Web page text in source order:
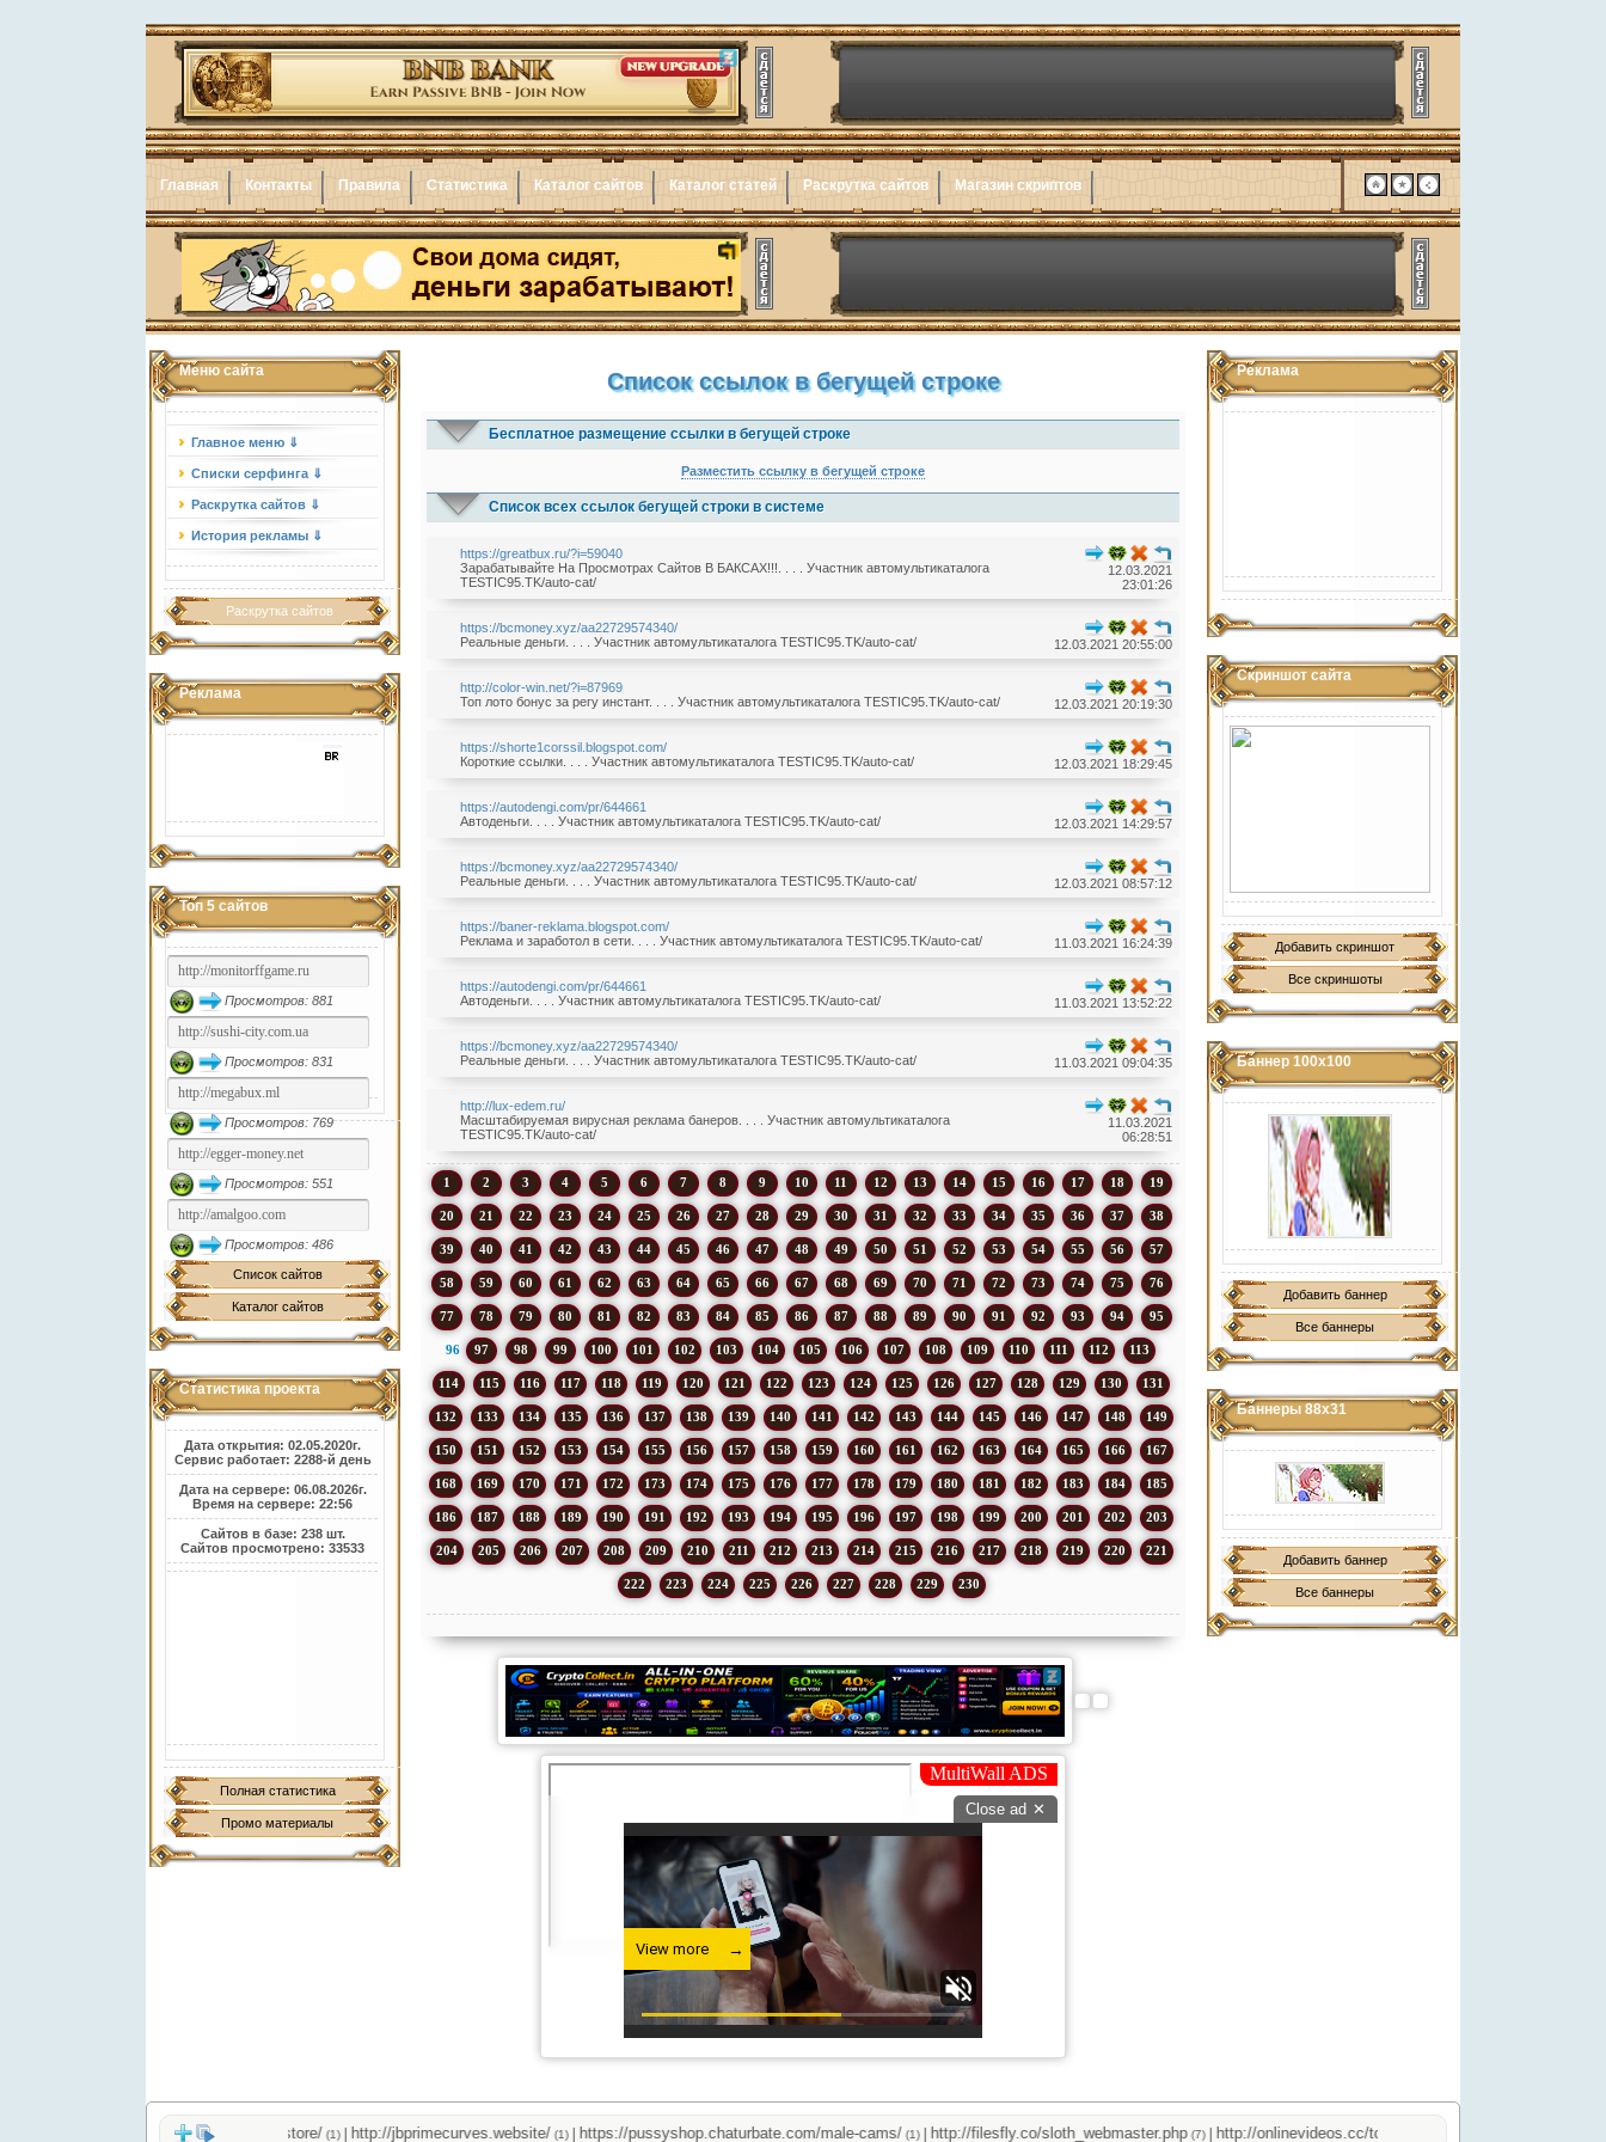
Главная Контакты Правила Статистика Каталог сайтов Каталог статей Раскрутка сайтов Магазин скриптов
Меню сайта
Главное меню ⇓
Списки серфинга ⇓
Раскрутка сайтов ⇓
История рекламы ⇓
Раскрутка сайтов
Реклама
Топ 5 сайтов
Просмотров: 881
Просмотров: 831
Просмотров: 769
Просмотров: 551
Просмотров: 486
Список сайтов
Каталог сайтов
Статистика проекта
Дата открытия: 02.05.2020г.
Сервис работает: 2288-й день
Дата на сервере: 06.08.2026г.
Время на сервере: 22:56
Сайтов в базе: 238 шт.
Сайтов просмотрено: 33533
Полная статистика
Промо материалы
Реклама
Скриншот сайта
Добавить скриншот
Все скриншоты
Баннер 100х100
Добавить баннер
Все баннеры
Баннеры 88х31
Добавить баннер
Все баннеры
Список ссылок в бегущей строке
Бесплатное размещение ссылки в бегущей строке
Разместить ссылку в бегущей строке
Список всех ссылок бегущей строки в системе
https://greatbux.ru/?i=59040
Зарабатывайте На Просмотрах Сайтов В БАКСАХ!!!. . . . Участник автомультикаталога
TESTIC95.TK/auto-cat/
12.03.2021
23:01:26
https://bcmoney.xyz/aa22729574340/
Реальные деньги. . . . Участник автомультикаталога TESTIC95.TK/auto-cat/
12.03.2021 20:55:00
http://color-win.net/?i=87969
Топ лото бонус за регу инстант. . . . Участник автомультикаталога TESTIC95.TK/auto-cat/
12.03.2021 20:19:30
https://shorte1corssil.blogspot.com/
Короткие ссылки. . . . Участник автомультикаталога TESTIC95.TK/auto-cat/
12.03.2021 18:29:45
https://autodengi.com/pr/644661
Автоденьги. . . . Участник автомультикаталога TESTIC95.TK/auto-cat/
12.03.2021 14:29:57
https://bcmoney.xyz/aa22729574340/
Реальные деньги. . . . Участник автомультикаталога TESTIC95.TK/auto-cat/
12.03.2021 08:57:12
https://baner-reklama.blogspot.com/
Реклама и заработол в сети. . . . Участник автомультикаталога TESTIC95.TK/auto-cat/
11.03.2021 16:24:39
https://autodengi.com/pr/644661
Автоденьги. . . . Участник автомультикаталога TESTIC95.TK/auto-cat/
11.03.2021 13:52:22
https://bcmoney.xyz/aa22729574340/
Реальные деньги. . . . Участник автомультикаталога TESTIC95.TK/auto-cat/
11.03.2021 09:04:35
http://lux-edem.ru/
Масштабируемая вирусная реклама банеров. . . . Участник автомультикаталога
TESTIC95.TK/auto-cat/
11.03.2021
06:28:51
1 2 3 4 5 6 7 8 9 10 11 12 13 14 15 16 17 18 19
20 21 22 23 24 25 26 27 28 29 30 31 32 33 34 35 36 37 38
39 40 41 42 43 44 45 46 47 48 49 50 51 52 53 54 55 56 57
58 59 60 61 62 63 64 65 66 67 68 69 70 71 72 73 74 75 76
77 78 79 80 81 82 83 84 85 86 87 88 89 90 91 92 93 94 95
96 97 98 99 100 101 102 103 104 105 106 107 108 109 110 111 112 113
114 115 116 117 118 119 120 121 122 123 124 125 126 127 128 129 130 131
132 133 134 135 136 137 138 139 140 141 142 143 144 145 146 147 148 149
150 151 152 153 154 155 156 157 158 159 160 161 162 163 164 165 166 167
168 169 170 171 172 173 174 175 176 177 178 179 180 181 182 183 184 185
186 187 188 189 190 191 192 193 194 195 196 197 198 199 200 201 202 203
204 205 206 207 208 209 210 211 212 213 214 215 216 217 218 219 220 221
222 223 224 225 226 227 228 229 230
http://jbprimecurves.store/ (1)|http://jbprimecurves.website/(1)|https://pussyshop.chaturbate.com/male-cams/(1)|http://filesfly.co/sloth_webmaster.php(7)|http://onlinevideos.cc/top.php